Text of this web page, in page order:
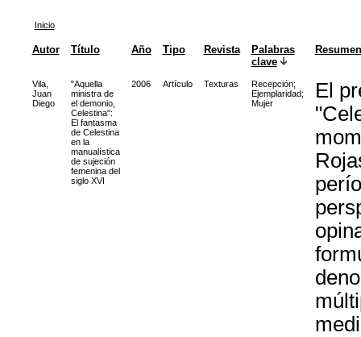
Inicio
Autor Título Año Tipo Revista
Palabras
clave
Resumen
Vila,
Juan
Diego
"Aquella
ministra de
el demonio,
Celestina":
El fantasma
de Celestina
en la
manualística
de sujeción
femenina del
siglo XVI
2006 Artículo Texturas Recepción;
Ejemplaridad;
Mujer
El